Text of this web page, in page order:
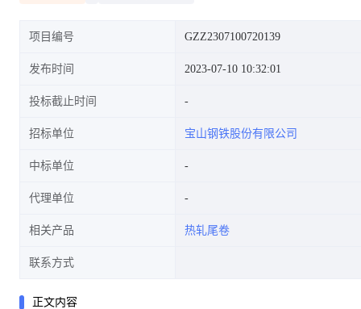
项目编号 GZZ2307100720139
发布时间 2023-07-10 10:32:01
投标截止时间
招标单位 宝山钢铁股份有限公司
中标单位
代理单位
相关产品 热轧尾卷
联系方式
正文内容